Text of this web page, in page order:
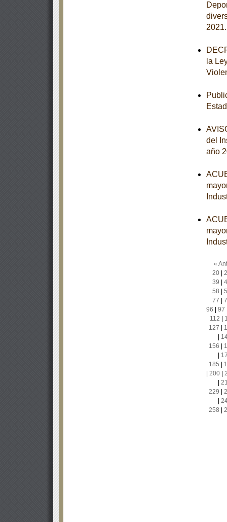
la
del
año
«
20|
39
58
77
96
97
112
127
156
185
200|
229
258